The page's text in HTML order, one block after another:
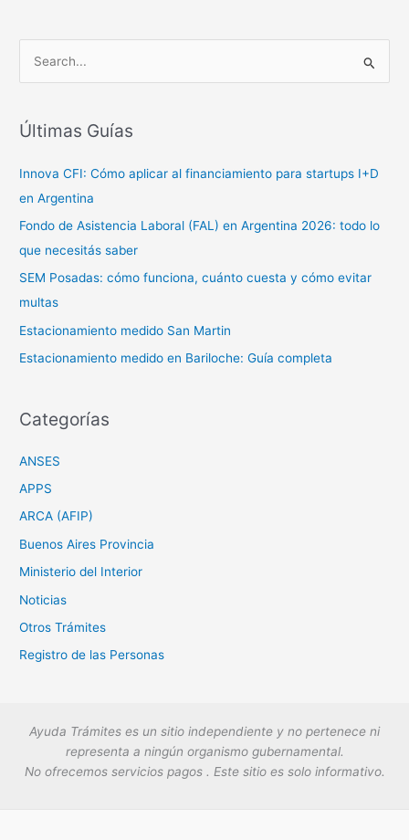
c
r
p
o
r
:
Últimas Guías
Innova CFI: Cómo aplicar al financiamiento para startups I+D
en Argentina
Fondo de Asistencia Laboral (FAL) en Argentina 2026: todo lo
que necesitás saber
SEM Posadas: cómo funciona, cuánto cuesta y cómo evitar
multas
Estacionamiento medido San Martin
Estacionamiento medido en Bariloche: Guía completa
Categorías
ANSES
APPS
ARCA (AFIP)
Buenos Aires Provincia
Ministerio del Interior
Noticias
Otros Trámites
Registro de las Personas
Ayuda Trámites es un sitio independiente y no pertenece ni
representa a ningún organismo gubernamental.
No ofrecemos servicios pagos . Este sitio es solo informativo.